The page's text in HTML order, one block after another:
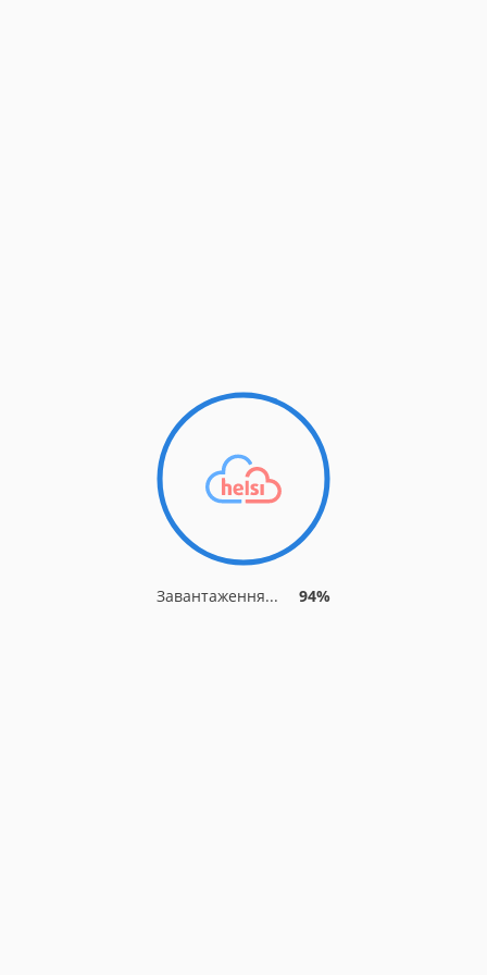
Завантаження... 94%